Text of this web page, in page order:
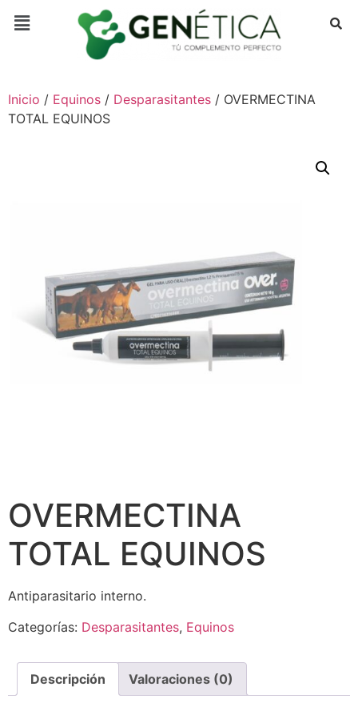
Inicio / Equinos / Desparasitantes / OVERMECTINA
TOTAL EQUINOS
OVERMECTINA
TOTAL EQUINOS
Antiparasitario interno.
Categorías: Desparasitantes, Equinos
Descripción Valoraciones (0)